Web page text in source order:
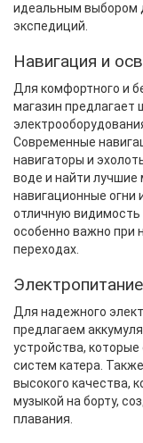
идеальным выбором
экспедиций.
Навигация и
Для комфортного и
магазин предлагает
Современные
навигаторы и
воде и найти
навигационные огни
отличную видимость
особенно важно при
переходах.
Для надежного
предлагаем
устройства,
систем катера.
высокого качества,
музыкой на борту,
плавания.